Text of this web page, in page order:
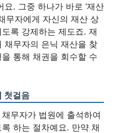
. 그중 하나가 바로 ‘재산
무자에게 자신의 재산 상
록 강제하는 제도죠. 재
채무자의 은닉 재산을 찾
통해 채권을 회수할 수
첫걸음
무자가 법원에 출석하여
하는 절차예요. 만약 채